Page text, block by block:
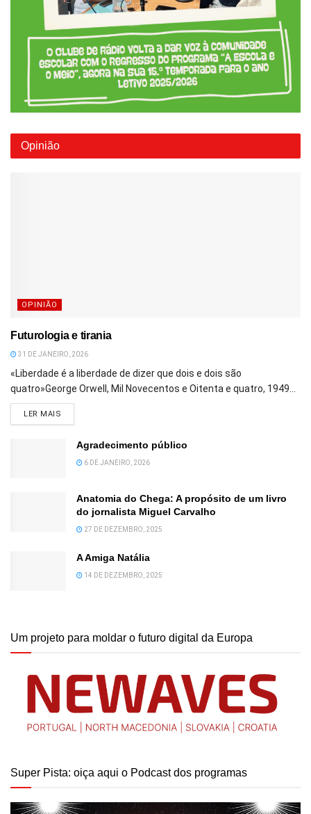
Opinião
OPINIÃO
Futurologia e tirania
31 DE JANEIRO, 2026
«Liberdade é a liberdade de dizer que dois e dois são
quatro»George Orwell, Mil Novecentos e Oitenta e quatro, 1949...
LER MAIS
Agradecimento público
6 DE JANEIRO, 2026
Anatomia do Chega: A propósito de um livro
do jornalista Miguel Carvalho
27 DE DEZEMBRO, 2025
A Amiga Natália
14 DE DEZEMBRO, 2025
Um projeto para moldar o futuro digital da Europa
Super Pista: oiça aqui o Podcast dos programas